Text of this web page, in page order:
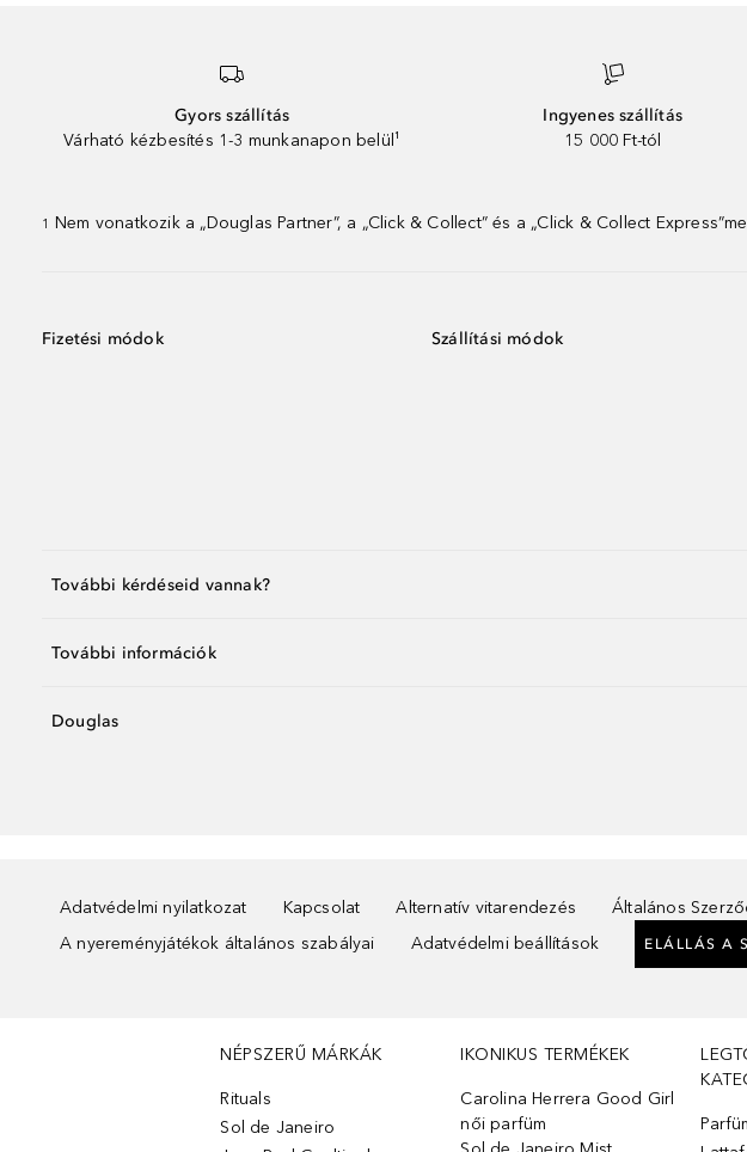
Gyors szállítás
Várható kézbesítés 1-3 munkanapon belül¹
Ingyenes szállítás
15 000 Ft-tól
1 Nem vonatkozik a „Douglas Partner”, a „Click & Collect” és a „Click & Collect
Fizetési módok Szállítási módok
További kérdéseid vannak?
További információk
Douglas
Adatvédelmi nyilatkozat Kapcsolat Alternatív vitarendezés
Általános
A nyereményjátékok általános szabályai
Adatvédelmi beállítások ELÁLLÁS A
NÉPSZERŰ MÁRKÁK
Rituals
Sol de Janeiro
IKONIKUS TERMÉKEK
Carolina Herrera Good Girl
női parfüm